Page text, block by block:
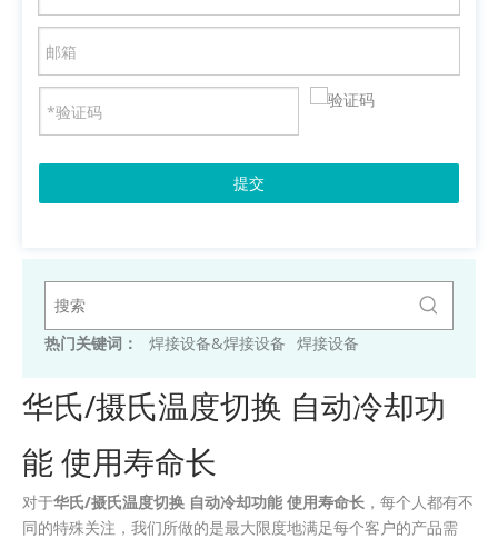
提交
热门关键词： 焊接设备&焊接设备 焊接设备
华氏/摄氏温度切换 自动冷却功
能 使用寿命长
对于华氏/摄氏温度切换 自动冷却功能 使用寿命长 ，每个人都有不
同的特殊关注，我们所做的是最大限度地满足每个客户的产品需